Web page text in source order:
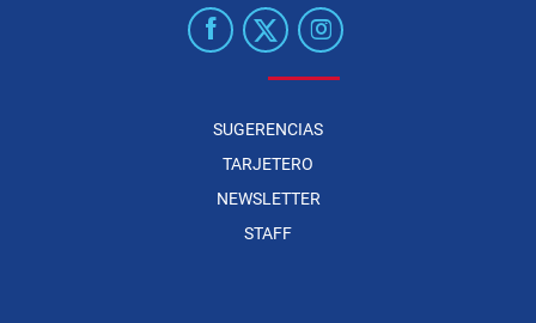
SUGERENCIAS
TARJETERO
NEWSLETTER
STAFF